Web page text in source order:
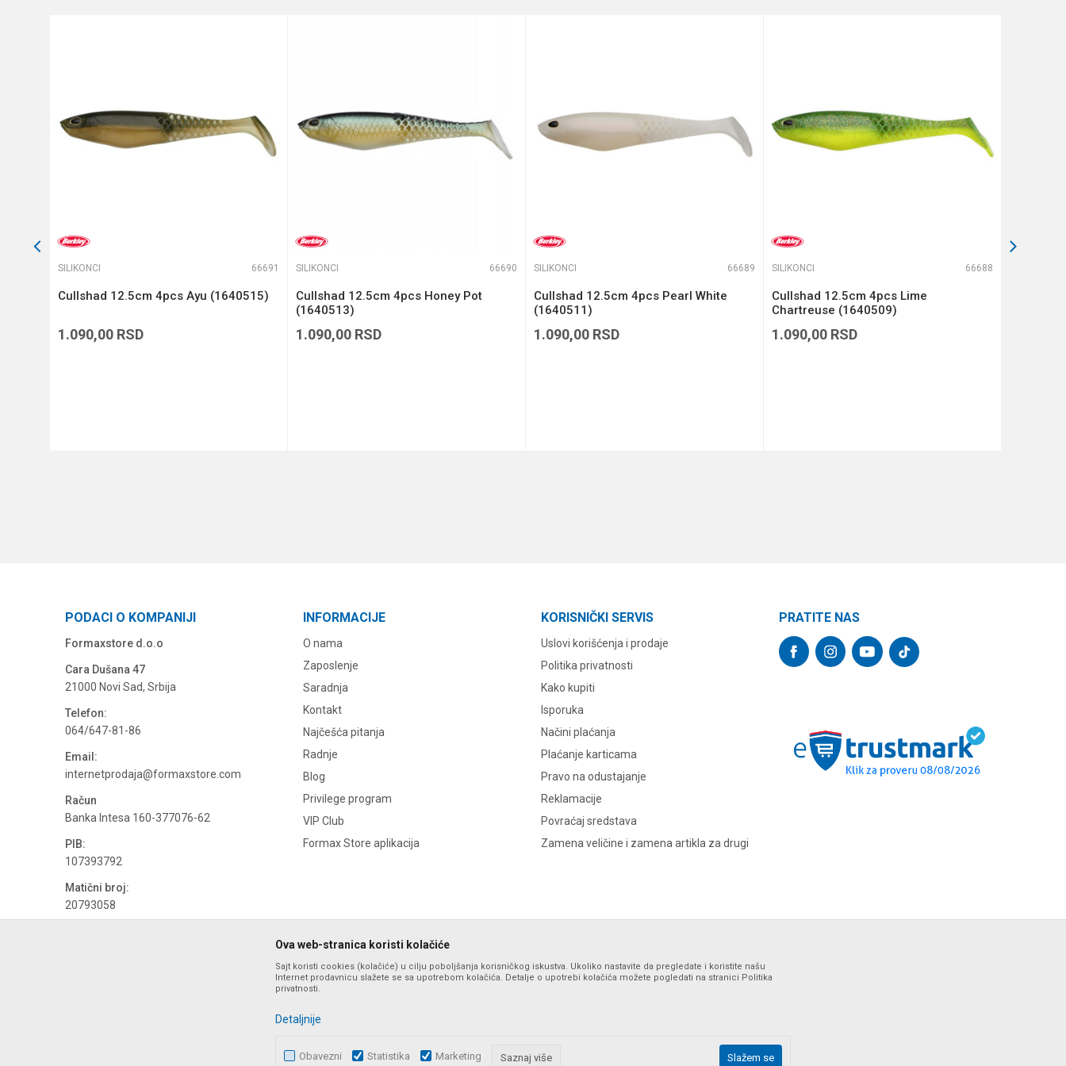
POŠALJI
SILIKONCI 66691
Cullshad 12.5cm 4pcs Ayu (1640515)
1.090,00 RSD
SILIKONCI 66690
Cullshad 12.5cm 4pcs Honey Pot
(1640513)
1.090,00 RSD
SILIKONCI 66689
Cullshad 12.5cm 4pcs Pearl White
(1640511)
1.090,00 RSD
SILIKONCI 66688
Cullshad 12.5cm 4pcs Lime
Chartreuse (1640509)
1.090,00 RSD
PODACI O KOMPANIJI
Formaxstore d.o.o
Cara Dušana 47
21000 Novi Sad, Srbija
Telefon:
064/647-81-86
Email:
internetprodaja@formaxstore.com
Račun
Banka Intesa 160-377076-62
PIB:
107393792
Matični broj:
20793058
INFORMACIJE
O nama
Zaposlenje
Saradnja
Kontakt
Najčešća pitanja
Radnje
Blog
Privilege program
VIP Club
Formax Store aplikacija
KORISNIČKI SERVIS
Uslovi korišćenja i prodaje
Politika privatnosti
Kako kupiti
Isporuka
Načini plaćanja
Plaćanje karticama
Pravo na odustajanje
Reklamacije
Povraćaj sredstava
Zamena veličine i zamena artikla za drugi
PRATITE NAS
Nastojimo da budemo što precizniji u opisu proizvoda, prikazu slika i samih cena, ali ne možemo garantovati da su sve informacije kompletne i bez grešaka. Svi artikli prikazani na sajtu su deo naše
Ova web-stranica koristi kolačiće
Sajt koristi cookies (kolačiće) u cilju poboljšanja korisničkog iskustva. Ukoliko nastavite da pregledate i koristite našu
Internet prodavnicu slažete se sa upotrebom kolačića. Detalje o upotrebi kolačića možete pogledati na stranici Politika
privatnosti.
Detaljnije
Obavezni Statistika Marketing Saznaj više Slažem se